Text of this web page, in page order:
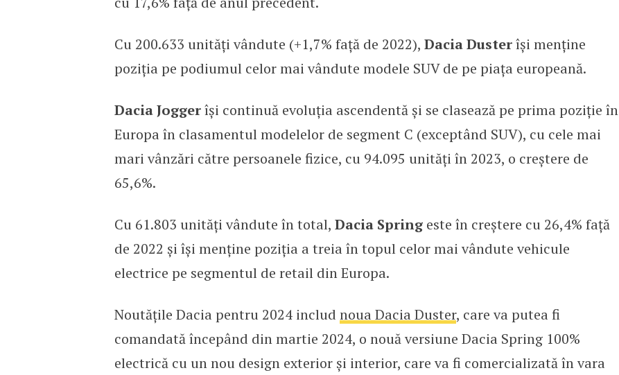
Cu 200.633 unități vândute (+1,7% față de 2022), Dacia Dusterîși menține
poziția pe podiumul celor mai vândute modele SUV de pe piața europeană.
Dacia Joggerîși continuă evoluția ascendentă și se clasează pe prima poziție în
Europa în clasamentul modelelor de segment C (exceptând SUV), cu cele mai
mari vânzări către persoanele fizice, cu 94.095 unități în 2023, o creștere de
65,6%.
Cu 61.803 unități vândute în total, Dacia Springeste în creștere cu 26,4% față
de 2022 și își menține poziția a treia în topul celor mai vândute vehicule
electrice pe segmentul de retail din Europa.
Noutățile Dacia pentru 2024 includ noua Dacia Duster, care va putea fi
comandată începând din martie 2024, o nouă versiune Dacia Spring 100%
electrică cu un nou design exterior și interior, care va fi comercializată în vara